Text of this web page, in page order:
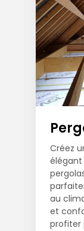
Créez
élégant
au
et
profiter